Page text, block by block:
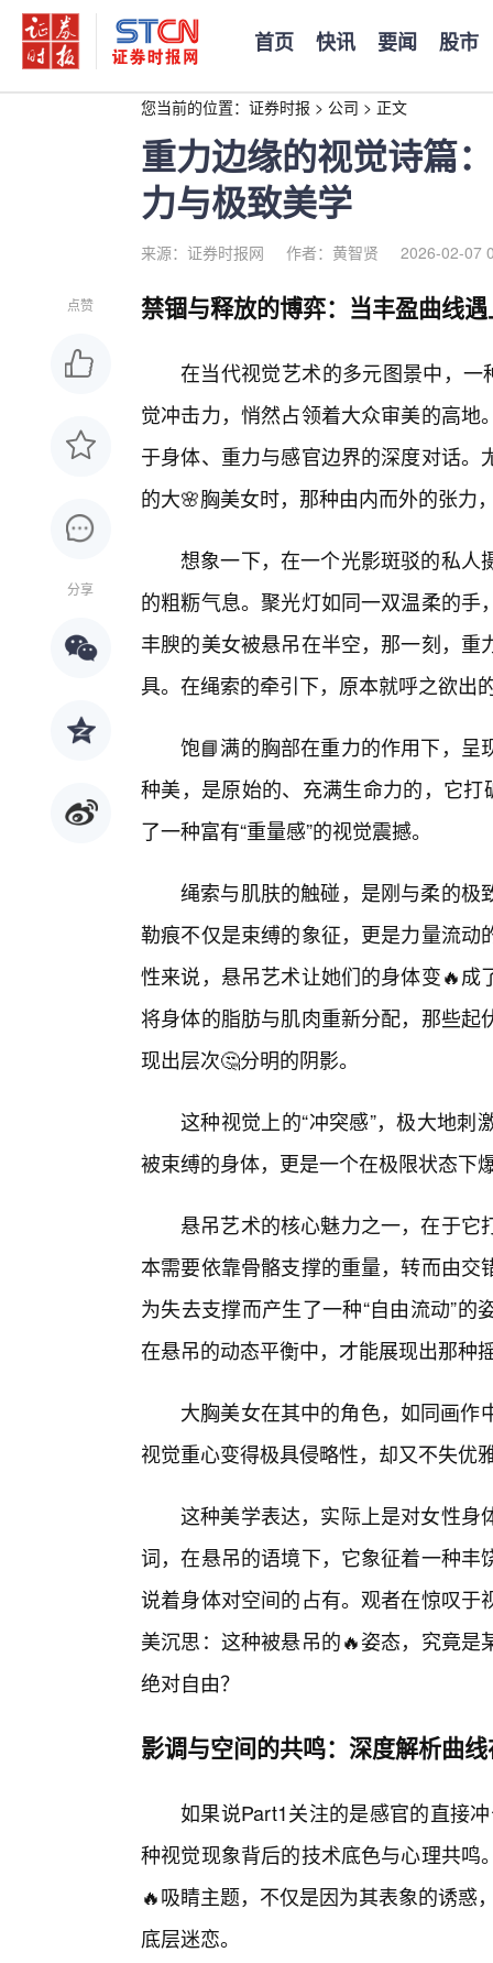
首页 快讯 要闻 股市
您当前的位置： 证券时报 > 公司 > 正文
重力边缘的视觉诗篇
力与极致美学
来源：证券时报网 作者：黄智贤 2026-02-07
点赞
分享
禁锢与释放的博弈：当丰盈曲线
在当代视觉艺术的多元图景中，一
觉冲击力，悄然占领着大众审美的高
于身体、重力与感官边界的深度对话
的大🌸胸美女时，那种由内而外的张力
想象一下，在一个光影斑驳的私人
的粗粝气息。聚光灯如同一双温柔的
丰腴的美女被悬吊在半空，那一刻，
具。在绳索的牵引下，原本就呼之欲出
饱📘满的胸部在重力的作用下，呈
种美，是原始的、充满生命力的，它
了一种富有“重量感”的视觉震撼。
绳索与肌肤的触碰，是刚与柔的极
勒痕不仅是束缚的象征，更是力量流
性来说，悬吊艺术让她们的身体变🔥
将身体的脂肪与肌肉重新分配，那些
现出层次🤔分明的阴影。
这种视觉上的“冲突感”，极大地
被束缚的身体，更是一个在极限状态下
悬吊艺术的核心魅力之一，在于
本需要依靠骨骼支撑的重量，转而由
为失去支撑而产生了一种“自由流动”
在悬吊的动态平衡中，才能展现出那种
大胸美女在其中的角色，如同画
视觉重心变得极具侵略性，却又不失优
这种美学表达，实际上是对女性身
词，在悬吊的语境下，它象征着一种
说着身体对空间的占有。观者在惊叹
美沉思：这种被悬吊的🔥姿态，究竟
绝对自由？
影调与空间的共鸣：深度解析曲
如果说Part1关注的是感官的直接
种视觉现象背后的技术底色与心理共
🔥吸睛主题，不仅是因为其表象的诱惑
底层迷恋。